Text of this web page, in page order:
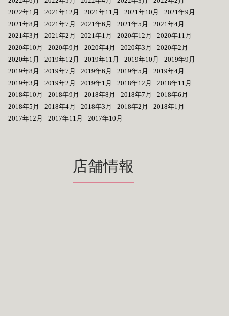
2022年1月
2021年12月 2021年11月 2021年10月
2021年9月
2021年8月
2021年7月 2021年6月 2021年5月
2021年4月
2021年3月
2021年2月 2021年1月 2020年12月
2020年11月
2020年10月
2020年9月 2020年4月 2020年3月
2020年2月
2020年1月
2019年12月 2019年11月 2019年10月
2019年9月
2019年8月
2019年7月 2019年6月 2019年5月
2019年4月
2019年3月
2019年2月 2019年1月 2018年12月
2018年11月
2018年10月
2018年9月 2018年8月 2018年7月
2018年6月
2018年5月
2018年4月 2018年3月 2018年2月
2018年1月
2017年12月
2017年11月 2017年10月
店舗情報